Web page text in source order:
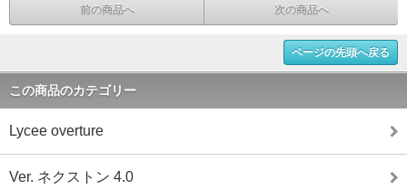
前の商品へ 次の商品へ
ページの先頭へ戻る
この商品のカテゴリー
Lycee overture
Ver. ネクストン 4.0